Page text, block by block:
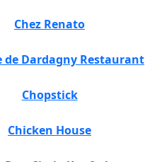
Chez Renato
de Dardagny Restaurant
Chopstick
Chicken House